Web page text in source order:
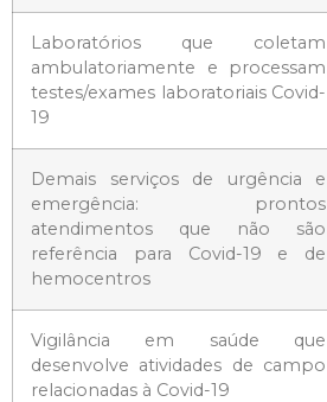
Laboratórios que coletam
ambulatoriamente e processam
testes/exames laboratoriais Covid-
19
Demais serviços de urgência e
emergência: prontos
atendimentos que não são
referência para Covid-19 e de
hemocentros
Vigilância em saúde que
desenvolve atividades de campo
relacionadas à Covid-19